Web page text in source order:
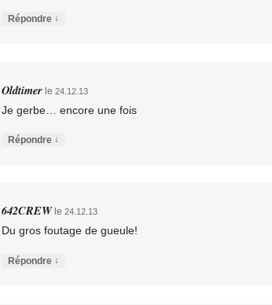
Répondre ↓
Oldtimerle 24.12.13
Je gerbe… encore une fois
Répondre ↓
642CREWle 24.12.13
Du gros foutage de gueule!
Répondre ↓